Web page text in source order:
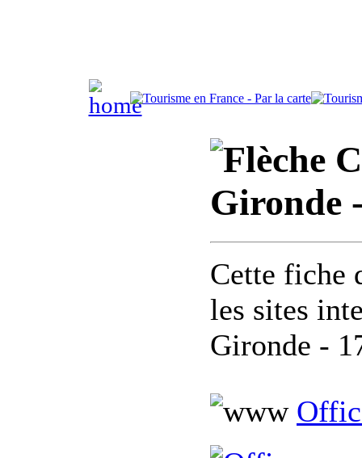
Gironde
Cette fiche
les sites
Gironde -